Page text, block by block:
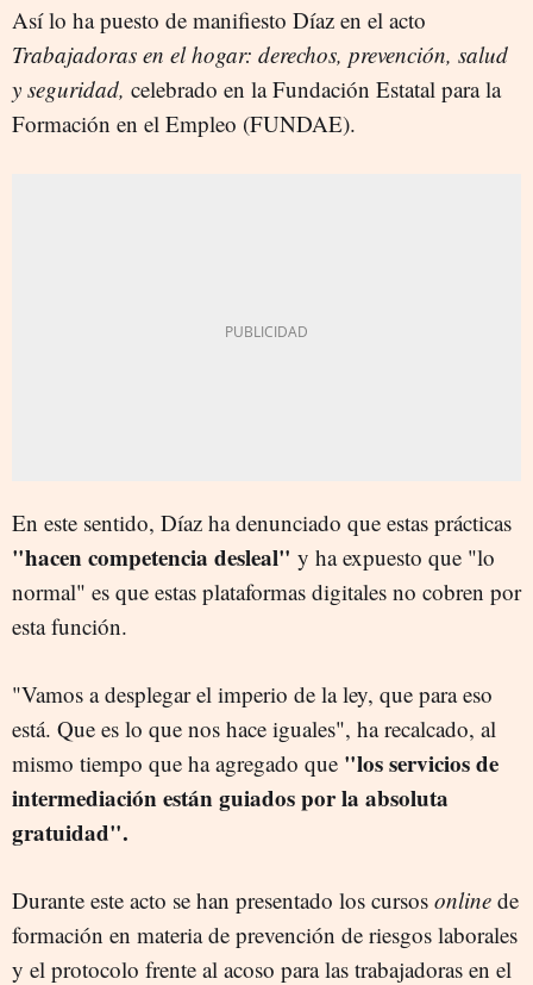
Así lo ha puesto de manifiesto Díaz en el acto
Trabajadoras en el hogar: derechos, prevención, salud
y seguridad, celebrado en la Fundación Estatal para la
Formación en el Empleo (FUNDAE).
En este sentido, Díaz ha denunciado que estas prácticas
"hacen competencia desleal" y ha expuesto que "lo
normal" es que estas plataformas digitales no cobren por
esta función.
"Vamos a desplegar el imperio de la ley, que para eso
está. Que es lo que nos hace iguales", ha recalcado, al
mismo tiempo que ha agregado que "los servicios de
intermediación están guiados por la absoluta
gratuidad".
Durante este acto se han presentado los cursos online de
formación en materia de prevención de riesgos laborales
y el protocolo frente al acoso para las trabajadoras en el